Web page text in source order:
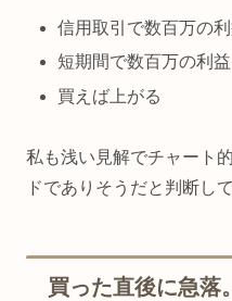
信用取引で数百万の
短期間で数百万の利益
買えば上がる
私も浅い見解でチャート
ドでありそうだと判断し
買った直後に急落